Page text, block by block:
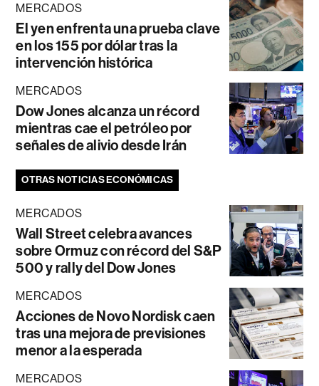
MERCADOS
El yen enfrenta una prueba clave
en los 155 por dólar tras la
intervención histórica
MERCADOS
Dow Jones alcanza un récord
mientras cae el petróleo por
señales de alivio desde Irán
OTRAS NOTICIAS ECONÓMICAS
MERCADOS
Wall Street celebra avances
sobre Ormuz con récord del S&P
500 y rally del Dow Jones
MERCADOS
Acciones de Novo Nordisk caen
tras una mejora de previsiones
menor a la esperada
MERCADOS